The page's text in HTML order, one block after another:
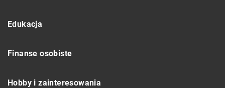
Edukacja
Finanse osobiste
Hobby i zainteresowania